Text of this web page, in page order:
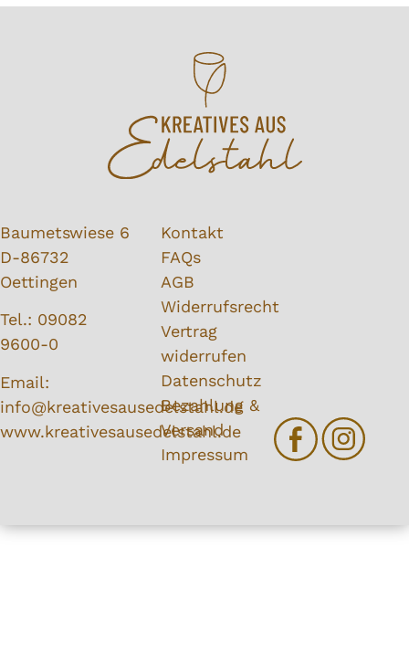
Baumetswiese 6
D-86732
Oettingen
Tel.: 09082
9600-0
Email:
info@kreativesausedelstahl.de
www.kreativesausedelstahl.de
Kontakt
FAQs
AGB
Widerrufsrecht
Vertrag
widerrufen
Datenschutz
Bezahlung &
Versand
Impressum